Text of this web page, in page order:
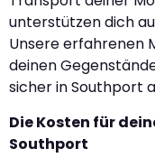
unterstützen dich
Unsere erfahrenen
deinen
sicher in Southport
Die Kosten für
Southport